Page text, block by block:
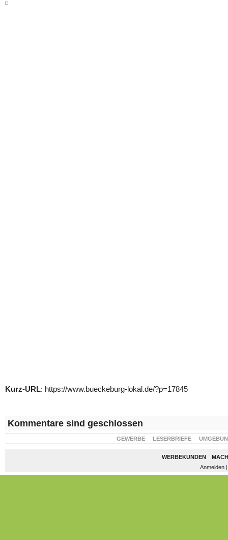
Kurz-URL: https://www.bueckeburg-lokal.de/?p=17845
Kommentare sind geschlossen
GEWERBE LESERBRIEFE
WERBEKUNDEN
Anmelden|